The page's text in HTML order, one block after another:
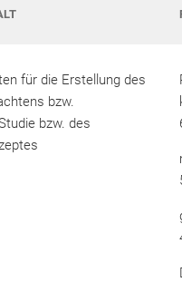
für die Erstellung des
bzw.
bzw. des